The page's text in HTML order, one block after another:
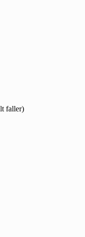
faller)